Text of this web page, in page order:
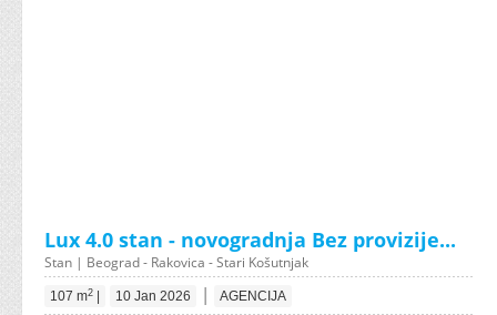
Lux 4.0 stan - novogradnja Bez provizije...
Stan | Beograd - Rakovica - Stari Košutnjak
107 m2 10 Jan 2026 | AGENCIJA